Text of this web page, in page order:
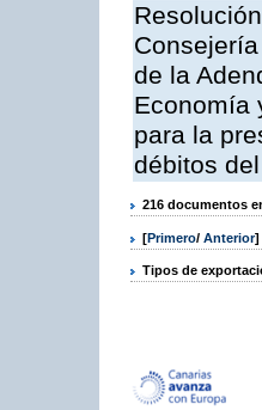
de la
Economía
para la
débitos
216 documentos
[Primero/ Anterior]
Tipos de